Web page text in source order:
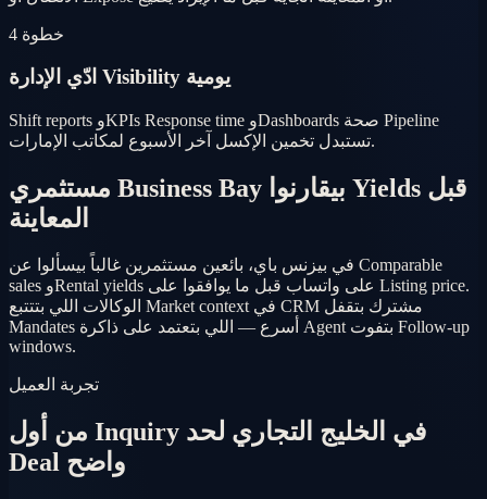
خطوة 4
ادّي الإدارة Visibility يومية
Shift reports وKPIs Response time وDashboards صحة Pipeline
تستبدل تخمين الإكسل آخر الأسبوع لمكاتب الإمارات.
مستثمري Business Bay بيقارنوا Yields قبل
المعاينة
في بيزنس باي، بائعين مستثمرين غالباً بيسألوا عن Comparable
sales وRental yields على واتساب قبل ما يوافقوا على Listing price.
الوكالات اللي بتتتبع Market context في CRM مشترك بتقفل
Mandates أسرع — اللي بتعتمد على ذاكرة Agent بتفوت Follow-up
windows.
تجربة العميل
من أول Inquiry في الخليج التجاري لحد
Deal واضح